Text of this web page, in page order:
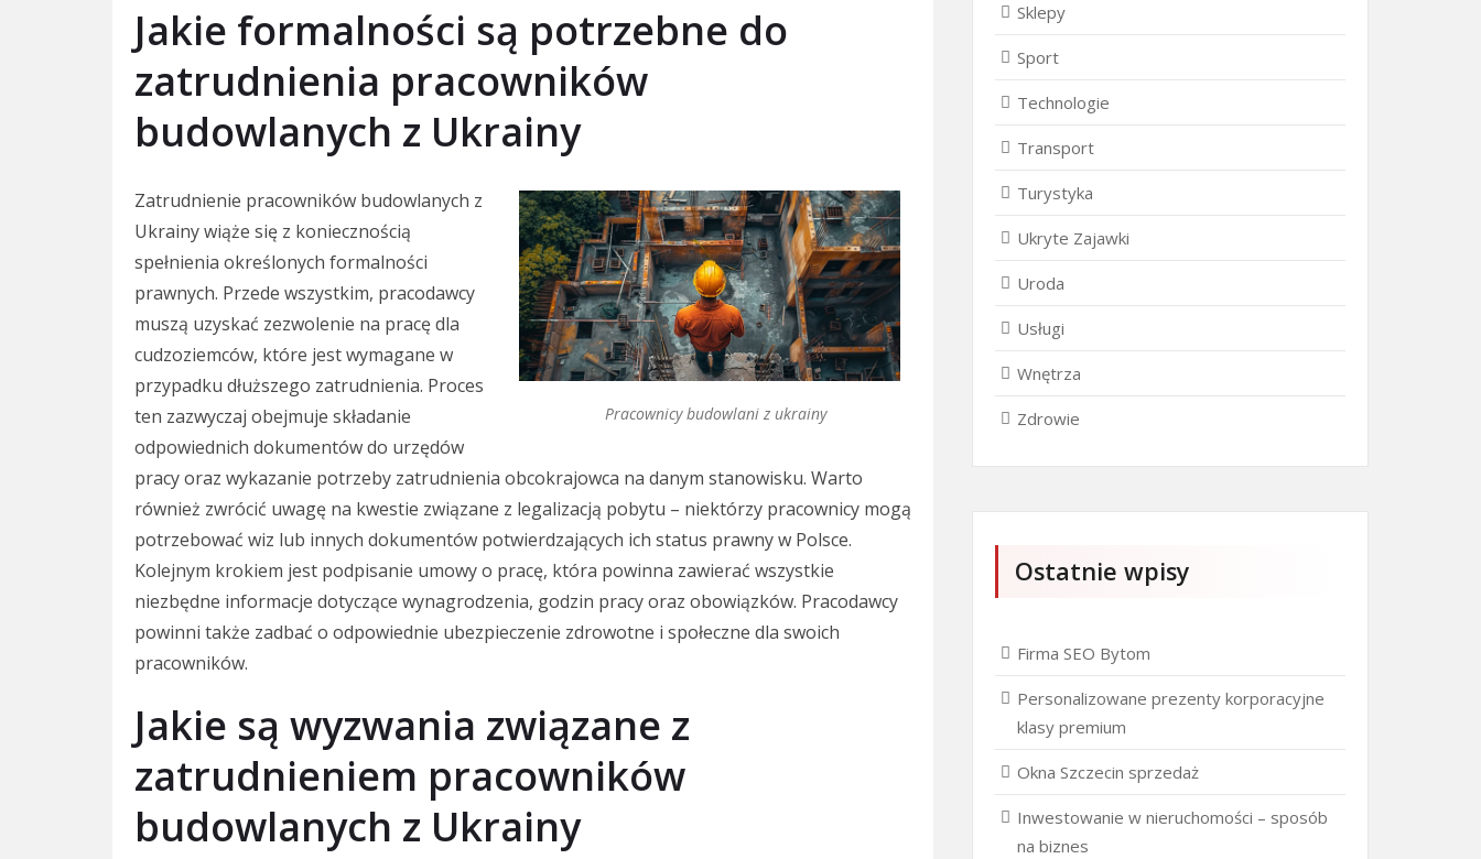
Jakie formalności są potrzebne do
zatrudnienia pracowników
budowlanych z Ukrainy
Pracownicy budowlani z ukrainy
Zatrudnienie pracowników budowlanych z
Ukrainy wiąże się z koniecznością
spełnienia określonych formalności
prawnych. Przede wszystkim, pracodawcy
muszą uzyskać zezwolenie na pracę dla
cudzoziemców, które jest wymagane w
przypadku dłuższego zatrudnienia. Proces
ten zazwyczaj obejmuje składanie
odpowiednich dokumentów do urzędów
pracy oraz wykazanie potrzeby zatrudnienia obcokrajowca na danym stanowisku. Warto
również zwrócić uwagę na kwestie związane z legalizacją pobytu – niektórzy pracownicy mogą
potrzebować wiz lub innych dokumentów potwierdzających ich status prawny w Polsce.
Kolejnym krokiem jest podpisanie umowy o pracę, która powinna zawierać wszystkie
niezbędne informacje dotyczące wynagrodzenia, godzin pracy oraz obowiązków. Pracodawcy
powinni także zadbać o odpowiednie ubezpieczenie zdrowotne i społeczne dla swoich
pracowników.
Jakie są wyzwania związane z
zatrudnieniem pracowników
budowlanych z Ukrainy
Sklepy
Sport
Technologie
Transport
Turystyka
Ukryte Zajawki
Uroda
Usługi
Wnętrza
Zdrowie
Ostatnie wpisy
Firma SEO Bytom
Personalizowane prezenty korporacyjne
klasy premium
Okna Szczecin sprzedaż
Inwestowanie w nieruchomości – sposób
na biznes